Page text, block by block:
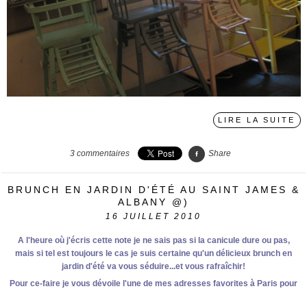
LIRE LA SUITE
3 commentaires Share
BRUNCH EN JARDIN D'ÉTÉ AU SAINT JAMES &
ALBANY @)
16 JUILLET 2010
A l'heure où j'écris cette note je ne sais pas si la canicule dure ou pas,
mais si tel est toujours le cas je suis certaine qu'un délicieux brunch en
jardin d'été va vous séduire...et vous rafraîchir!
Pour ce-faire je vous dévoile l'une de mes adresses favorites à Paris pour